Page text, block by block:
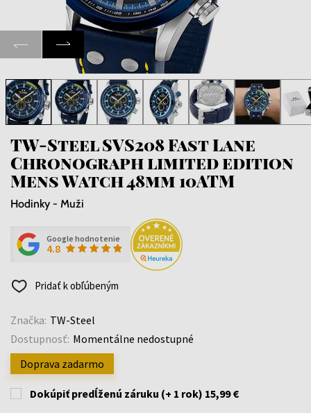
TW-Steel SVS208 Fast Lane
Chronograph limited edition
Mens Watch 48mm 10ATM
Hodinky - Muži
Google hodnotenie
4.8
Pridať k obľúbeným
Značka: TW-Steel
Dostupnosť: Momentálne nedostupné
Doprava zadarmo
Dokúpiť predĺženú záruku (+ 1 rok) 15,99 €